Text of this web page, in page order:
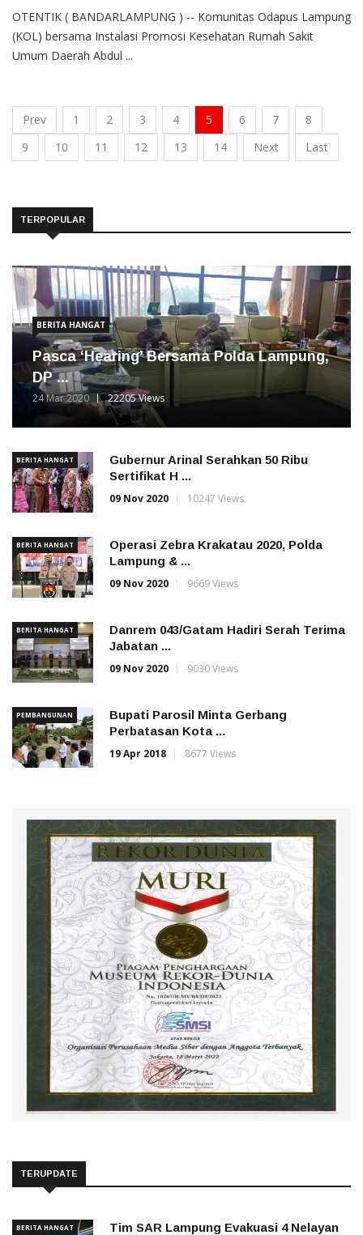
OTENTIK ( BANDARLAMPUNG ) -- Komunitas Odapus Lampung
(KOL) bersama Instalasi Promosi Kesehatan Rumah Sakit
Umum Daerah Abdul ...
Prev 1 2 3 4 5 6 7
8
9
10 11 12 13 14 Next Last
TERPOPULAR
BERITA HANGAT
Pasca ‘Hearing’ Bersama Polda Lampung,
DP ...
24 Mar 2020 22205 Views
BERITA HANGAT
Gubernur Arinal Serahkan 50 Ribu
Sertifikat H ...
09 Nov 2020
10247 Views
BERITA HANGAT
Operasi Zebra Krakatau 2020, Polda
Lampung & ...
09 Nov 2020
9669 Views
BERITA HANGAT
Danrem 043/Gatam Hadiri Serah Terima
Jabatan ...
09 Nov 2020
9030 Views
PEMBANGUNAN
Bupati Parosil Minta Gerbang
Perbatasan Kota ...
19 Apr 2018
8677 Views
TERUPDATE
BERITA HANGAT
Tim SAR Lampung Evakuasi 4 Nelayan